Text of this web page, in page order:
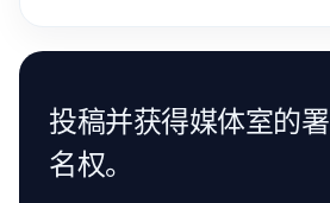
投稿并获得媒体室的署
名权。